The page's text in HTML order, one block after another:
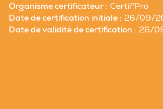
Organisme certificateur : Certif'Pro
Date de certification initiale : 26/09/
Date de validité de certification : 26/